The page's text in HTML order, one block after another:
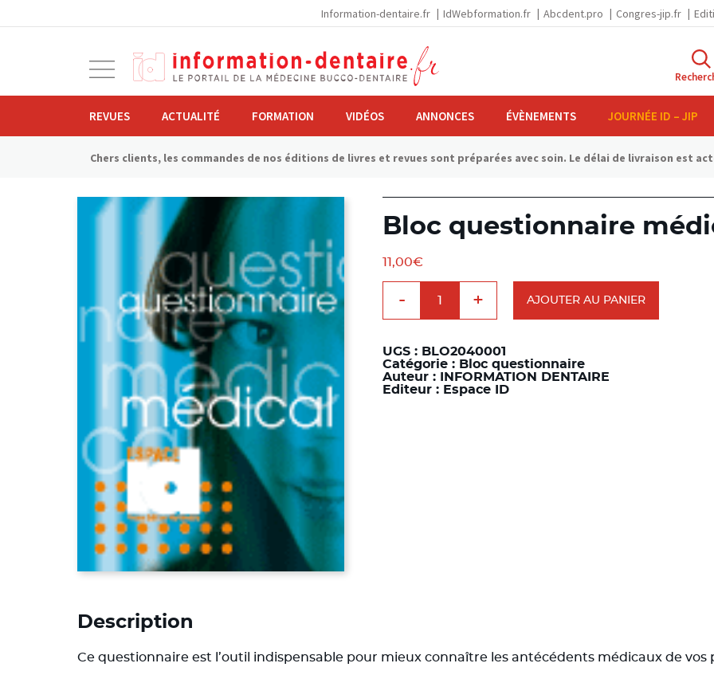
Information-dentaire.fr IdWebformation.fr Abcdent.pro Congres-jip.fr
navigation
REVUES ACTUALITÉ FORMATION VIDÉOS ANNONCES ÉVÈNEMENTS JOURNÉE ID – JIP
Chers clients, les commandes de nos éditions de livres et revues sont préparées avec soin. Le délai de livraison est
Bloc questionnaire
11,00€
- + AJOUTER AU PANIER
UGS : BLO2040001
Catégorie : Bloc questionnaire
Auteur :
INFORMATION DENTAIRE
Editeur : Espace ID
Description
Ce questionnaire est l’outil indispensable pour mieux connaître les antécédents médicaux de vos